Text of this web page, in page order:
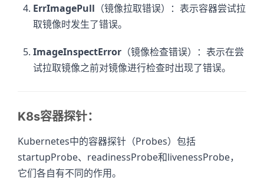
ErrImagePull （镜像拉取错误）：表示容器尝试拉
取镜像时发生了错误。
ImageInspectError （镜像检查错误）：表示在尝
试拉取镜像之前对镜像进行检查时出现了错误。
K8s容器探针：
Kubernetes中的容器探针（Probes）包括
startupProbe、readinessProbe和livenessProbe，
它们各自有不同的作用。